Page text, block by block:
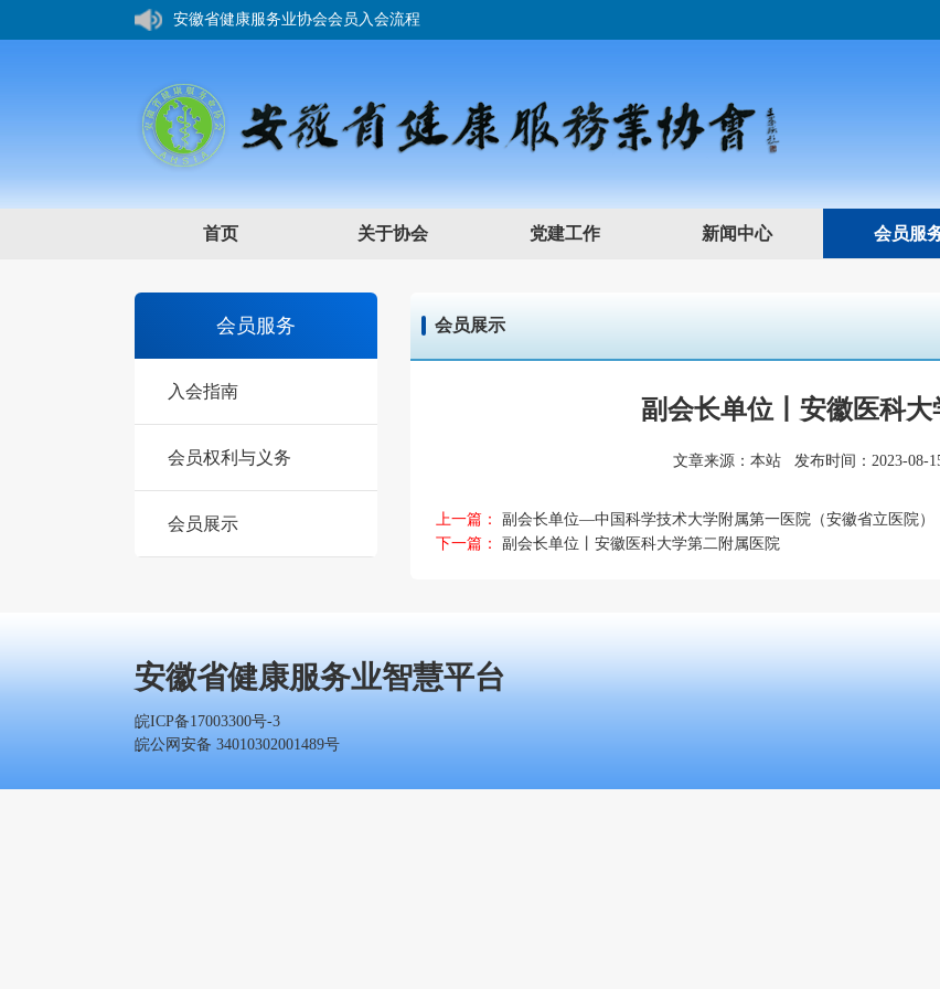
安徽省健康服务业协会会员入会流程
首页 关于协会 党建工作 新闻中心 会员服
会员服务
入会指南
会员权利与义务
会员展示
会员展示
副会长单位丨安徽医科
文章来源：本站 发布时间：2023-08-
上一篇： 副会长单位—中国科学技术大学附属第一医院（安徽省立医院）
下一篇： 副会长单位丨安徽医科大学第二附属医院
安徽省健康服务业智慧平台
皖ICP备17003300号-3
皖公网安备 34010302001489号